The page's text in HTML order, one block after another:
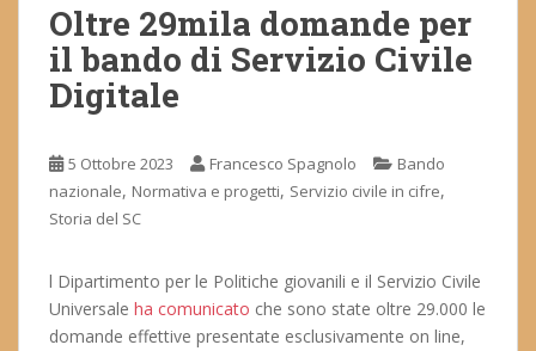
Oltre 29mila domande per
il bando di Servizio Civile
Digitale
5 Ottobre 2023 Francesco Spagnolo
Bando
nazionale, Normativa e progetti, Servizio civile in cifre,
Storia del SC
l Dipartimento per le Politiche giovanili e il Servizio Civile
Universale ha comunicato che sono state oltre 29.000 le
domande effettive presentate esclusivamente on line,